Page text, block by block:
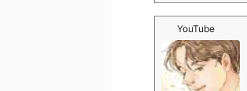
YouTube